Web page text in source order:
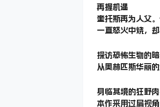
再握机遇
奎托斯再为人父
一直怒火中烧，
探访恐怖生物的
从奥林匹斯华丽
身临其境的狂野
本作采用过肩视